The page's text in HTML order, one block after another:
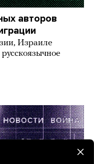
авторов
Израиле